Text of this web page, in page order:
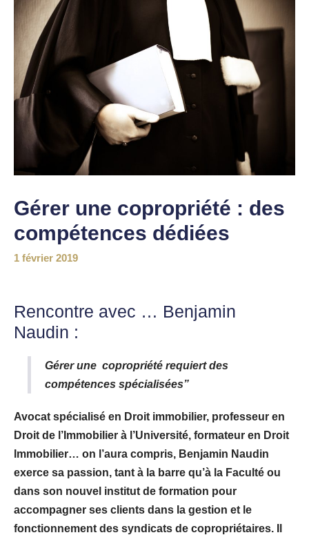
Gérer une copropriété : des
compétences dédiées
1 février 2019
Rencontre avec … Benjamin
Naudin :
Gérer une copropriété requiert des
compétences spécialisées”
Avocat spécialisé en Droit immobilier, professeur en
Droit de l’Immobilier à l’Université, formateur en Droit
Immobilier… on l’aura compris, Benjamin Naudin
exerce sa passion, tant à la barre qu’à la Faculté ou
dans son nouvel institut de formation pour
accompagner ses clients dans la gestion et le
fonctionnement des syndicats de copropriétaires. Il